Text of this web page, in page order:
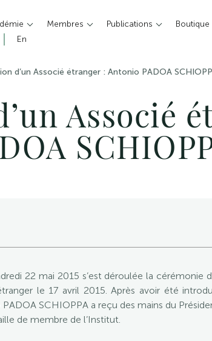
Membres Publications Boutique
En
d’un Associé étranger : Antonio PADOA
Associé
22 mai 2015 s’est déroulée la cérémonie
le 17 avril 2015. Après avoir été
SCHIOPPA a reçu des mains du
de membre de l’Institut.